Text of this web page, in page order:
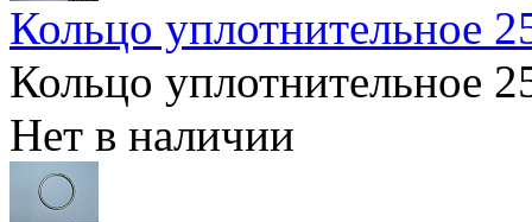
Кольцо уплотнительное
Кольцо уплотнительное
Нет в наличии